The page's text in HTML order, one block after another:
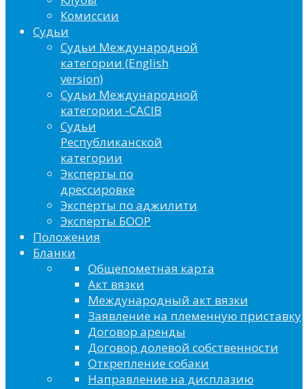
Комиссии
Судьи
Судьи Международной
категории (English
version)
Судьи Международной
категории -CACIB
Судьи
Республиканской
категории
Эксперты по
дрессировке
Эксперты по аджилити
Эксперты БООР
Положения
Бланки
Общепометная карта
Акт вязки
Международный акт вязки
Заявление на племенную приставку
Договор аренды
Договор долевой собственности
Открепление собаки
Направление на дисплазию